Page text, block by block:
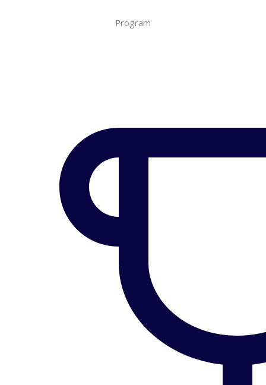
Program